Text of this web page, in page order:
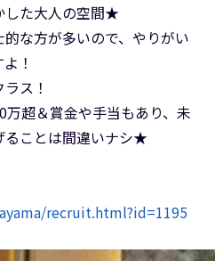
した大人の空間★
な方が多いので、やりがい
！
ス！
超＆賞金や手当もあり、未
ることは間違いナシ★
recruit.html?id=1195